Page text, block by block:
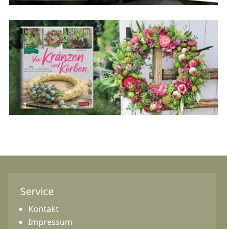
Service
Kontakt
Impressum